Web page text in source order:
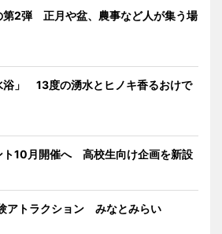
第2弾 正月や盆、農事など人が集う場
浴」 13度の湧水とヒノキ香るおけで
ト10月開催へ 高校生向け企画を新設
アトラクション みなとみらい